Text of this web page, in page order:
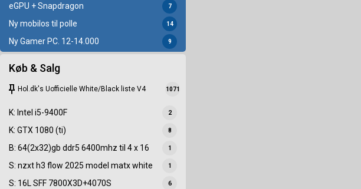
eGPU + Snapdragon 7
Ny mobilos til polle 14
Ny Gamer PC. 12-14.000 9
Køb & Salg
keep Hol.dk's Uofficielle White/Black liste V4 1071
K: Intel i5-9400F 2
K: GTX 1080 (ti) 8
B: 64(2x32)gb ddr5 6400mhz til 4 x 16 1
S: nzxt h3 flow 2025 model matx white 1
S: 16L SFF 7800X3D+4070S 6